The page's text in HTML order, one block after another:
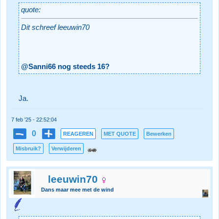
quote:
Dit schreef leeuwin70
@Sanni66 nog steeds 16?
Ja.
7 feb '25 - 22:52:04
0 REAGEREN MET QUOTE Bewerken
Misbruik? Verwijderen
leeuwin70
Dans maar mee met de wind